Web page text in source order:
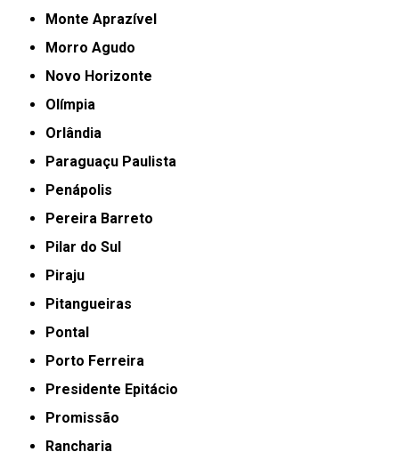
Monte Aprazível
Morro Agudo
Novo Horizonte
Olímpia
Orlândia
Paraguaçu Paulista
Penápolis
Pereira Barreto
Pilar do Sul
Piraju
Pitangueiras
Pontal
Porto Ferreira
Presidente Epitácio
Promissão
Rancharia